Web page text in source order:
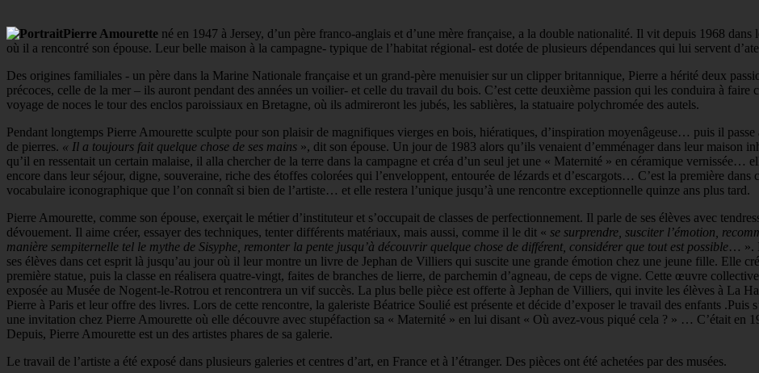
Pierre Amourette né en 1947 à Jersey, d’un père franco-anglais et d’une mère française, a la double nationalité. Il vit depuis 1968 dans
où il a rencontré son épouse. Leur belle maison à la campagne- typique de l’habitat régional- est dotée de plusieurs dépendances qui lui servent
Des origines familiales - un père dans la Marine Nationale française et un grand-père menuisier sur un clipper britannique, Pierre a hérité deux
précoces, celle de la mer – ils auront pendant des années un voilier- et celle du travail du bois. C’est cette deuxième passion qui les conduira à faire
voyage de noces le tour des enclos paroissiaux en Bretagne, où ils admireront les jubés, les sablières, la statuaire polychromée des autels.
Pendant longtemps Pierre Amourette sculpte pour son plaisir de magnifiques vierges en bois, hiératiques, d’inspiration moyenâgeuse… puis il passe
de pierres. « Il a toujours fait quelque chose de ses mains », dit son épouse. Un jour de 1983 alors qu’ils venaient d’emménager dans leur maison
qu’il en ressentait un certain malaise, il alla chercher de la terre dans la campagne et créa d’un seul jet une « Maternité » en céramique vernissée…
encore dans leur séjour, digne, souveraine, riche des étoffes colorées qui l’enveloppent, entourée de lézards et d’escargots… C’est la première dans
vocabulaire iconographique que l’on connaît si bien de l’artiste… et elle restera l’unique jusqu’à une rencontre exceptionnelle quinze ans plus tard.
Pierre Amourette, comme son épouse, exerçait le métier d’instituteur et s’occupait de classes de perfectionnement. Il parle de ses élèves avec
dévouement. Il aime créer, essayer des techniques, tenter différents matériaux, mais aussi, comme il le dit « se surprendre, susciter l’émotion,
manière sempiternelle tel le mythe de Sisyphe, remonter la pente jusqu’à découvrir quelque chose de différent, considérer que tout est possible… ».
ses élèves dans cet esprit là jusqu’au jour où il leur montre un livre de Jephan de Villiers qui suscite une grande émotion chez une jeune fille. Elle
première statue, puis la classe en réalisera quatre-vingt, faites de branches de lierre, de parchemin d’agneau, de ceps de vigne. Cette œuvre
exposée au Musée de Nogent-le-Rotrou et rencontrera un vif succès. La plus belle pièce est offerte à Jephan de Villiers, qui invite les élèves à La
Pierre à Paris et leur offre des livres. Lors de cette rencontre, la galeriste Béatrice Soulié est présente et décide d’exposer le travail des enfants .Puis
une invitation chez Pierre Amourette où elle découvre avec stupéfaction sa « Maternité » en lui disant « Où avez-vous piqué cela ? » … C’était en
Depuis, Pierre Amourette est un des artistes phares de sa galerie.
Le travail de l’artiste a été exposé dans plusieurs galeries et centres d’art, en France et à l’étranger. Des pièces ont été achetées par des musées.